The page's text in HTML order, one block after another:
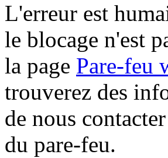
L'erreur est
le blocage n'est
la page Pare-feu
trouverez des
de nous
du pare-feu.